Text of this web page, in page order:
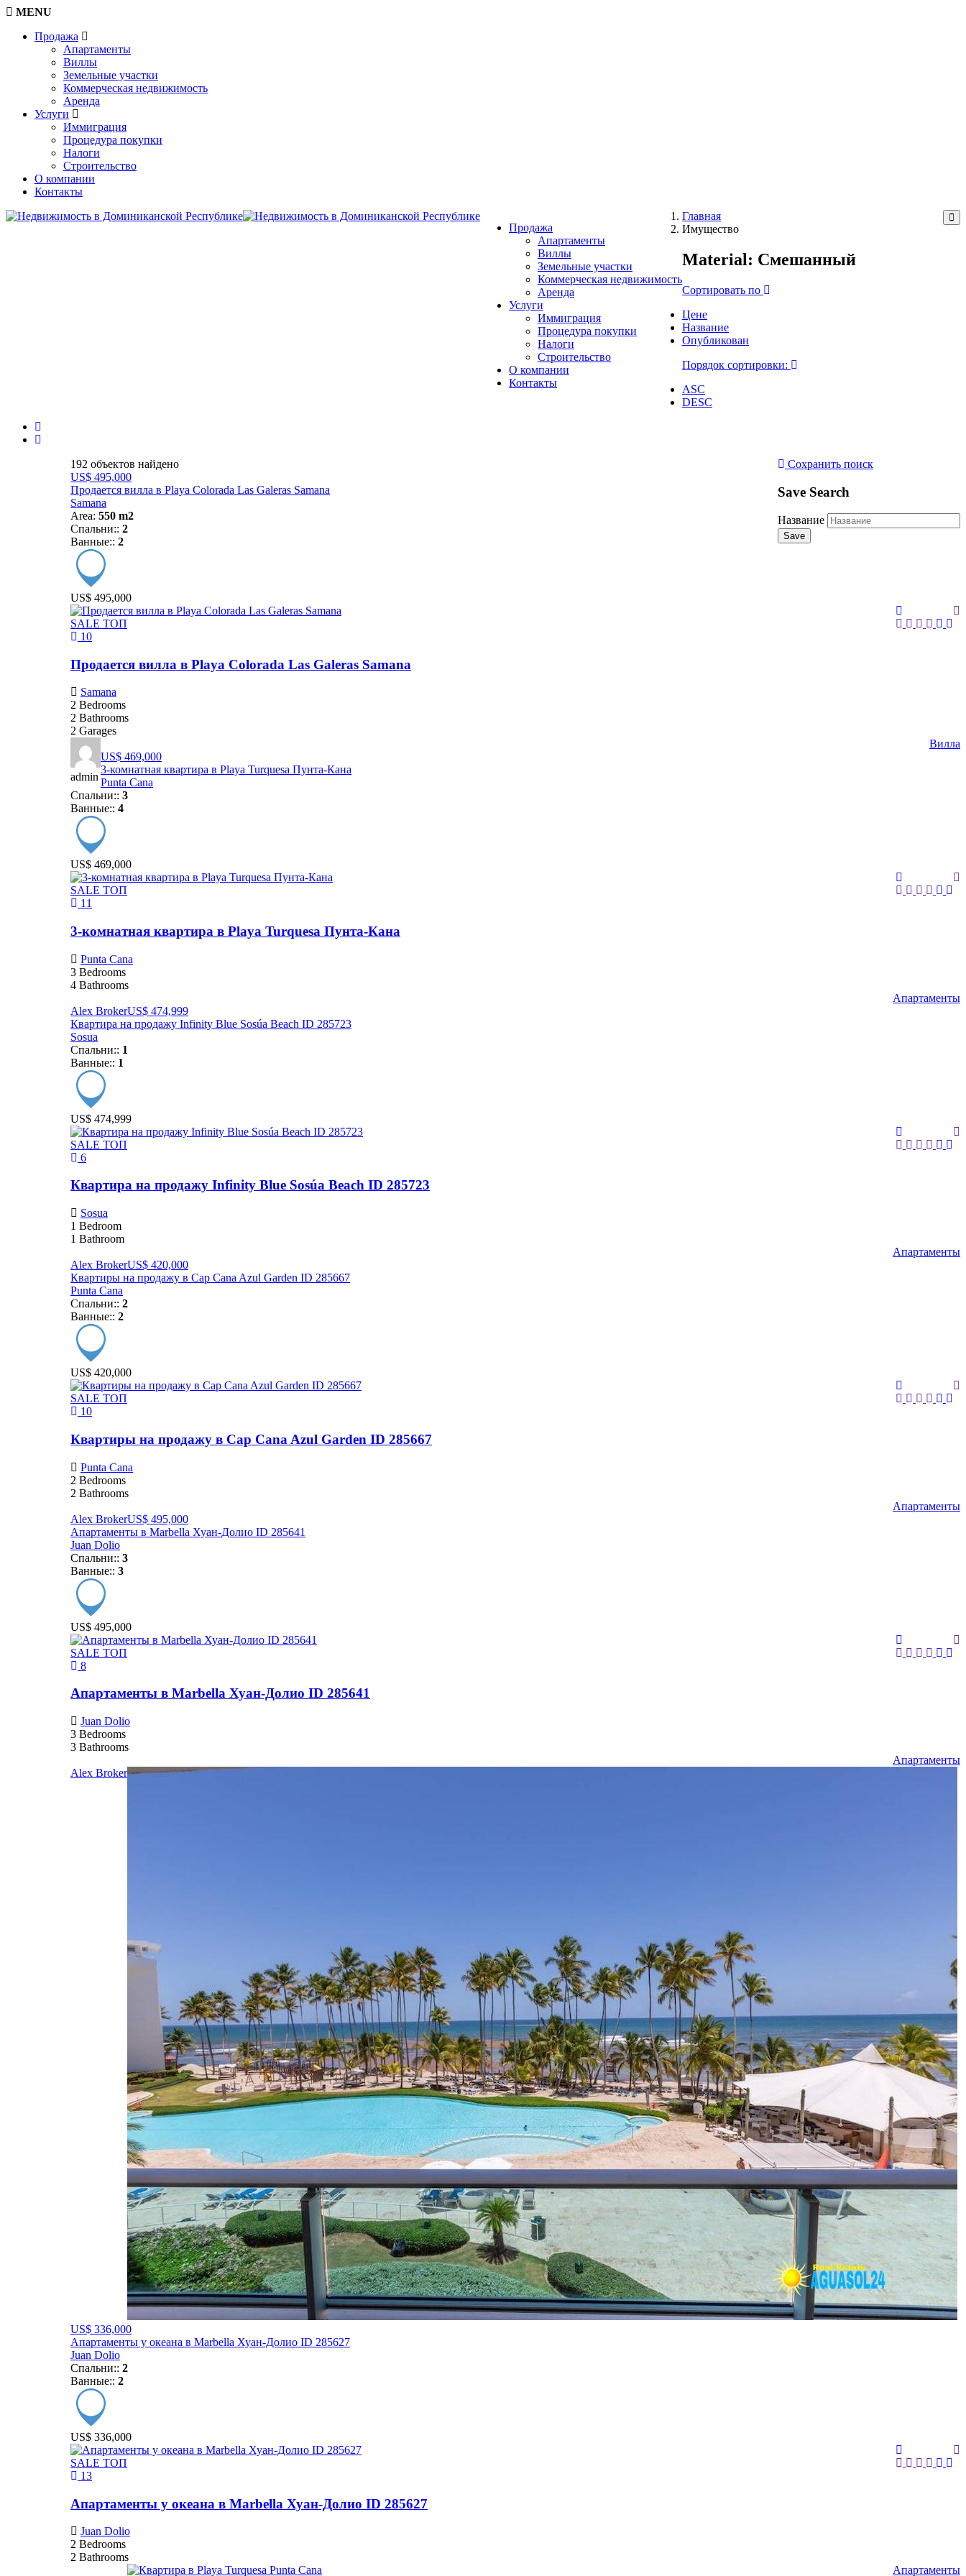
MENU
Продажа
Апартаменты
Виллы
Земельные участки
Коммерческая недвижимость
Аренда
Услуги
Иммиграция
Процедура покупки
Налоги
Строительство
О компании
Контакты
Продажа
Апартаменты
Виллы
Земельные участки
Коммерческая недвижимость
Аренда
Услуги
Иммиграция
Процедура покупки
Налоги
Строительство
О компании
Контакты
Главная
Имущество
Material: Смешанный
Сортировать по
Цене
Название
Опубликован
Порядок сортировки:
ASC
DESC
192 объектов найдено Сохранить поиск
Save Search
Название
Save
US$ 495,000
Продается вилла в Playa Colorada Las Galeras Samana
Samana
Area: 550 m2
Спальни:: 2
Ванные:: 2
US$ 495,000
SALE ТОП
10
Продается вилла в Playa Colorada Las Galeras Samana
Samana
2 Bedrooms
2 Bathrooms
2 Garages
admin
Вилла
US$ 469,000
3-комнатная квартира в Playa Turquesa Пунта-Кана
Punta Cana
Спальни:: 3
Ванные:: 4
US$ 469,000
SALE ТОП
11
3-комнатная квартира в Playa Turquesa Пунта-Кана
Punta Cana
3 Bedrooms
4 Bathrooms
Alex Broker
Апартаменты
US$ 474,999
Квартира на продажу Infinity Blue Sosúa Beach ID 285723
Sosua
Спальни:: 1
Ванные:: 1
US$ 474,999
SALE ТОП
6
Квартира на продажу Infinity Blue Sosúa Beach ID 285723
Sosua
1 Bedroom
1 Bathroom
Alex Broker
Апартаменты
US$ 420,000
Квартиры на продажу в Cap Cana Azul Garden ID 285667
Punta Cana
Спальни:: 2
Ванные:: 2
US$ 420,000
SALE ТОП
10
Квартиры на продажу в Cap Cana Azul Garden ID 285667
Punta Cana
2 Bedrooms
2 Bathrooms
Alex Broker
Апартаменты
US$ 495,000
Апартаменты в Marbella Хуан-Долио ID 285641
Juan Dolio
Спальни:: 3
Ванные:: 3
US$ 495,000
SALE ТОП
8
Апартаменты в Marbella Хуан-Долио ID 285641
Juan Dolio
3 Bedrooms
3 Bathrooms
Alex Broker
Апартаменты
US$ 336,000
Апартаменты у океана в Marbella Хуан-Долио ID 285627
Juan Dolio
Спальни:: 2
Ванные:: 2
US$ 336,000
SALE ТОП
13
Апартаменты у океана в Marbella Хуан-Долио ID 285627
Juan Dolio
2 Bedrooms
2 Bathrooms
Апартаменты